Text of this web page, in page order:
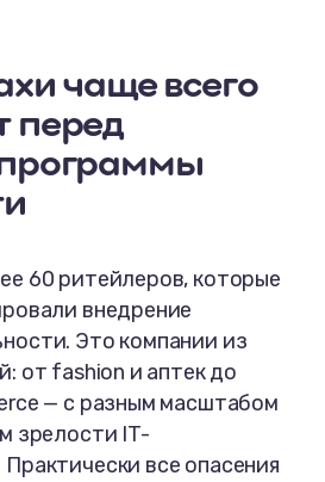
чаще всего
перед
60 ритейлеров, которые
внедрение
Это компании из
от fashion и аптек до
— с разным масштабом
зрелости IT-
все опасения